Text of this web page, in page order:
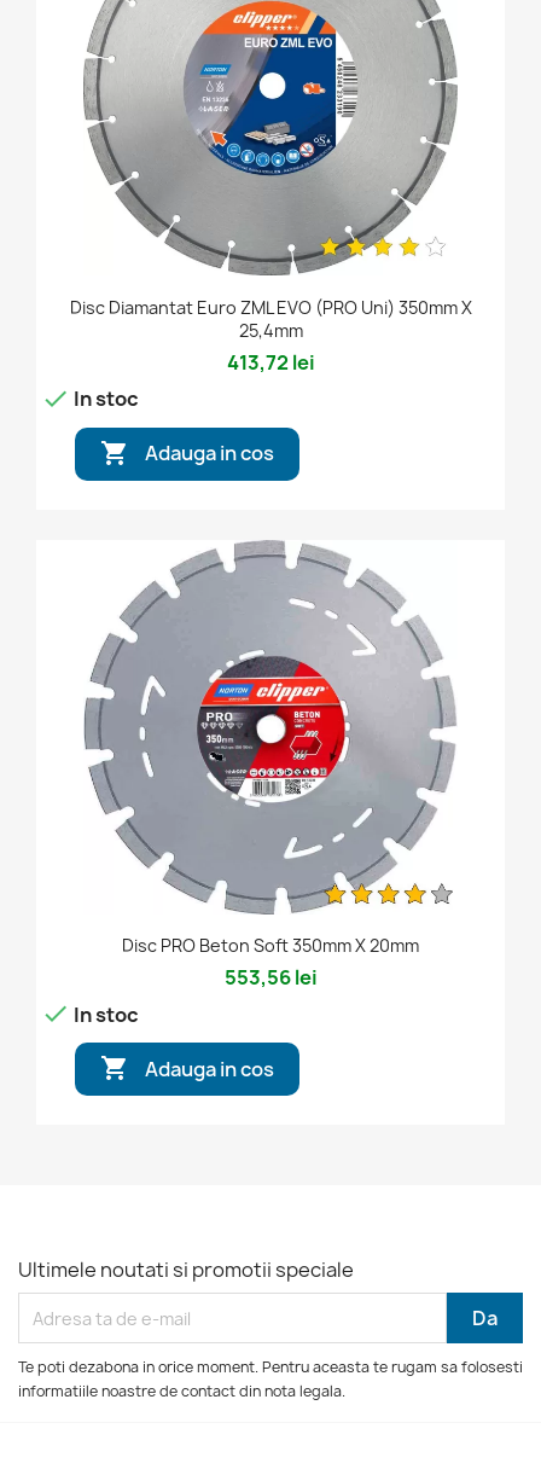
Disc Diamantat Euro ZML EVO (PRO Uni) 350mm X
25,4mm
413,72 lei
 In stoc
 Adauga in cos
Disc PRO Beton Soft 350mm X 20mm
553,56 lei
 In stoc
 Adauga in cos
Ultimele noutati si promotii speciale
Te poti dezabona in orice moment. Pentru aceasta te rugam sa folosesti
informatiile noastre de contact din nota legala.